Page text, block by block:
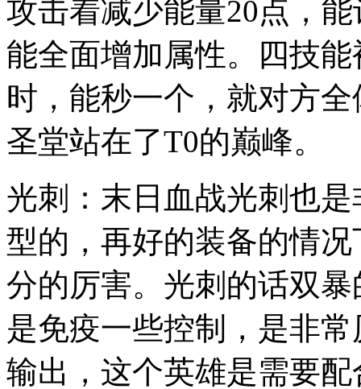
攻击着减少能量20点，
能全面增加属性。四技
时，能秒一个，就对方
圣堂站在了T0的巅峰。
光刺：末日血战光刺也
型的，再好的装备的情
分的厉害。光刺的话双
是免疫一些控制，是非
输出，这个英雄是需要